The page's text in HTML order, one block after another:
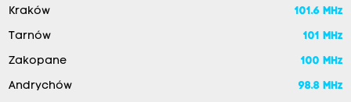
Kraków 101.6 MHz
Tarnów 101 MHz
Zakopane 100 MHz
Andrychów 98.8 MHz